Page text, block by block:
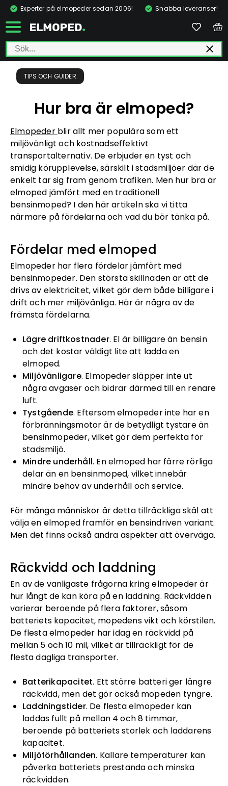
Experter på elmopeder sedan 2006! Snabba leveranser!
TIPS OCH GUIDER
Hur bra är elmoped?
Elmopeder blir allt mer populära som ett
miljövänligt och kostnadseffektivt
transportalternativ. De erbjuder en tyst och
smidig körupplevelse, särskilt i stadsmiljöer där de
enkelt tar sig fram genom trafiken. Men hur bra är
elmoped jämfört med en traditionell
bensinmoped? I den här artikeln ska vi titta
närmare på fördelarna och vad du bör tänka på.
Fördelar med elmoped
Elmopeder har flera fördelar jämfört med
bensinmopeder. Den största skillnaden är att de
drivs av elektricitet, vilket gör dem både billigare i
drift och mer miljövänliga. Här är några av de
främsta fördelarna.
Lägre driftkostnader. El är billigare än bensin
och det kostar väldigt lite att ladda en
elmoped.
Miljövänligare. Elmopeder släpper inte ut
några avgaser och bidrar därmed till en renare
luft.
Tystgående. Eftersom elmopeder inte har en
förbränningsmotor är de betydligt tystare än
bensinmopeder, vilket gör dem perfekta för
stadsmiljö.
Mindre underhåll. En elmoped har färre rörliga
delar än en bensinmoped, vilket innebär
mindre behov av underhåll och service.
För många människor är detta tillräckliga skäl att
välja en elmoped framför en bensindriven variant.
Men det finns också andra aspekter att överväga.
Räckvidd och laddning
En av de vanligaste frågorna kring elmopeder är
hur långt de kan köra på en laddning. Räckvidden
varierar beroende på flera faktorer, såsom
batteriets kapacitet, mopedens vikt och körstilen.
De flesta elmopeder har idag en räckvidd på
mellan 5 och 10 mil, vilket är tillräckligt för de
flesta dagliga transporter.
Batterikapacitet. Ett större batteri ger längre
räckvidd, men det gör också mopeden tyngre.
Laddningstider. De flesta elmopeder kan
laddas fullt på mellan 4 och 8 timmar,
beroende på batteriets storlek och laddarens
kapacitet.
Miljöförhållanden. Kallare temperaturer kan
påverka batteriets prestanda och minska
räckvidden.